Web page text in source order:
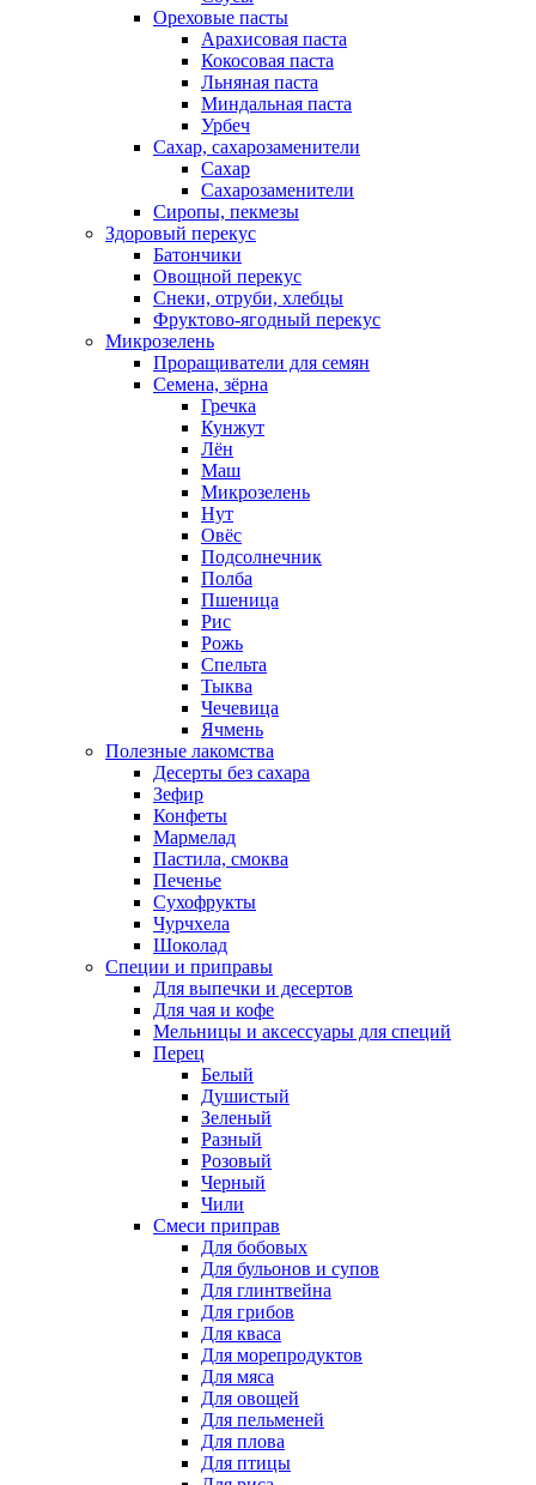
Ореховые пасты
Арахисовая паста
Кокосовая паста
Льняная паста
Миндальная паста
Урбеч
Сахар, сахарозаменители
Сахар
Сахарозаменители
Сиропы, пекмезы
Здоровый перекус
Батончики
Овощной перекус
Снеки, отруби, хлебцы
Фруктово-ягодный перекус
Микрозелень
Проращиватели для семян
Семена, зёрна
Гречка
Кунжут
Лён
Маш
Микрозелень
Нут
Овёс
Подсолнечник
Полба
Пшеница
Рис
Рожь
Спельта
Тыква
Чечевица
Ячмень
Полезные лакомства
Десерты без сахара
Зефир
Конфеты
Мармелад
Пастила, смоква
Печенье
Сухофрукты
Чурчхела
Шоколад
Специи и приправы
Для выпечки и десертов
Для чая и кофе
Мельницы и аксессуары для специй
Перец
Белый
Душистый
Зеленый
Разный
Розовый
Черный
Чили
Смеси приправ
Для бобовых
Для бульонов и супов
Для глинтвейна
Для грибов
Для кваса
Для морепродуктов
Для мяса
Для овощей
Для пельменей
Для плова
Для птицы